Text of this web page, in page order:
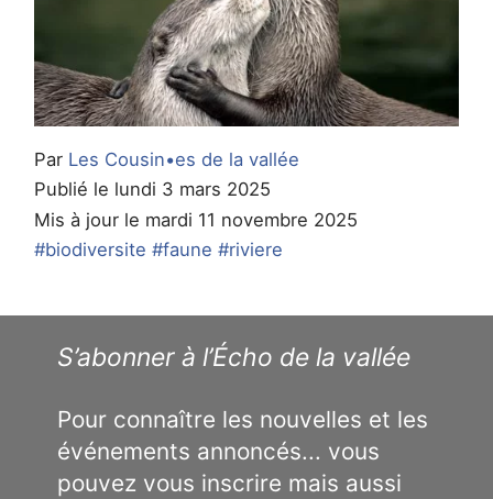
Par Les Cousin•es de la vallée
Publié le lundi 3 mars 2025
Mis à jour le mardi 11 novembre 2025
#biodiversite #faune #riviere
S’abonner à l’Écho de la vallée
Pour connaître les nouvelles et les
événements annoncés... vous
pouvez vous inscrire mais aussi